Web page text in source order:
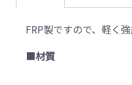
FRP製ですので、軽く
■材質